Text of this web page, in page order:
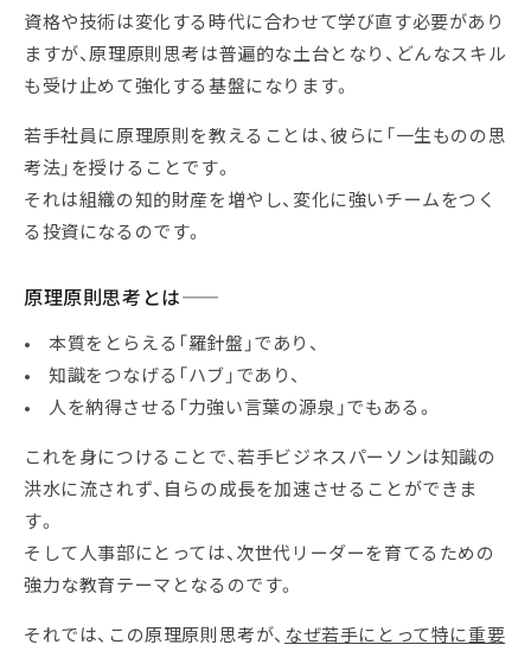
資格や技術は変化する時代に合わせて学び直す必要があり
ますが、原理原則思考は普遍的な土台となり、どんなスキル
も受け止めて強化する基盤になります。
若手社員に原理原則を教えることは、彼らに「一生ものの思
考法」を授けることです。
それは組織の知的財産を増やし、変化に強いチームをつく
る投資になるのです。
原理原則思考とは――
• 本質をとらえる「羅針盤」であり、
• 知識をつなげる「ハブ」であり、
• 人を納得させる「力強い言葉の源泉」でもある。
これを身につけることで、若手ビジネスパーソンは知識の
洪水に流されず、自らの成長を加速させることができま
す。
そして人事部にとっては、次世代リーダーを育てるための
強力な教育テーマとなるのです。
それでは、この原理原則思考が、 なぜ若手にとって特に重要